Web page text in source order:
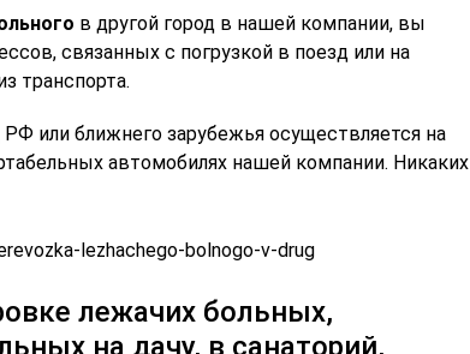
в другой город в нашей компании, вы
связанных с погрузкой в поезд или на
транспорта.
или ближнего зарубежья осуществляется на
автомобилях нашей компании. Никаких
lezhachego-bolnogo-v-drug
лежачих больных,
на дачу, в санаторий,